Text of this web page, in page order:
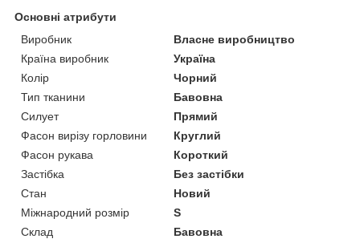
Основні атрибути
Виробник
Власне виробництво
Країна виробник
Україна
Колір
Чорний
Тип тканини
Бавовна
Силует
Прямий
Фасон вирізу горловини
Круглий
Фасон рукава
Короткий
Застібка
Без застібки
Стан
Новий
Міжнародний розмір
S
Склад
Бавовна